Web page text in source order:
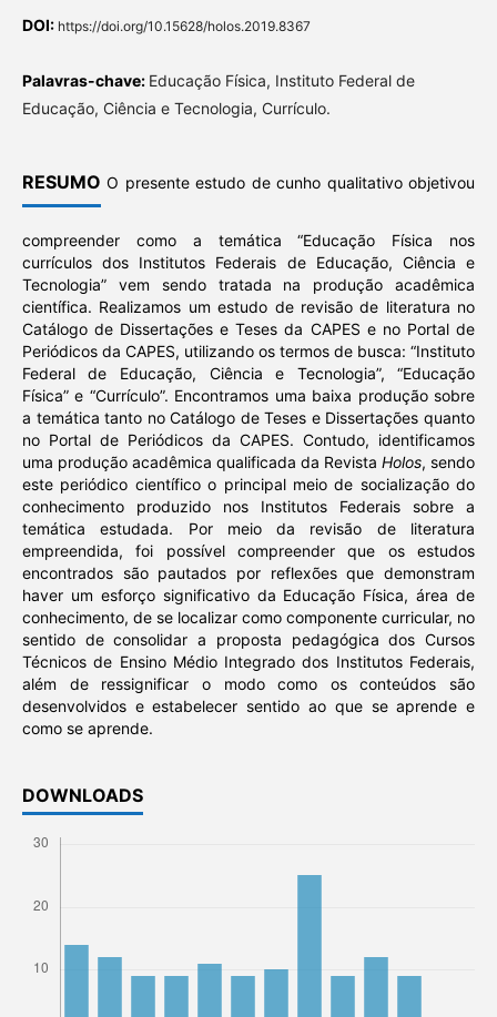
DOI: https://doi.org/10.15628/holos.2019.8367
Palavras-chave: Educação Física, Instituto Federal de
Educação, Ciência e Tecnologia, Currículo.
RESUMO O presente estudo de cunho qualitativo objetivou
compreender como a temática “Educação Física nos
currículos dos Institutos Federais de Educação, Ciência e
Tecnologia” vem sendo tratada na produção acadêmica
científica. Realizamos um estudo de revisão de literatura no
Catálogo de Dissertações e Teses da CAPES e no Portal de
Periódicos da CAPES, utilizando os termos de busca: “Instituto
Federal de Educação, Ciência e Tecnologia”, “Educação
Física” e “Currículo”. Encontramos uma baixa produção sobre
a temática tanto no Catálogo de Teses e Dissertações quanto
no Portal de Periódicos da CAPES. Contudo, identificamos
uma produção acadêmica qualificada da RevistaHolos, sendo
este periódico científico o principal meio de socialização do
conhecimento produzido nos Institutos Federais sobre a
temática estudada. Por meio da revisão de literatura
empreendida, foi possível compreender que os estudos
encontrados são pautados por reflexões que demonstram
haver um esforço significativo da Educação Física, área de
conhecimento, de se localizar como componente curricular, no
sentido de consolidar a proposta pedagógica dos Cursos
Técnicos de Ensino Médio Integrado dos Institutos Federais,
além de ressignificar o modo como os conteúdos são
desenvolvidos e estabelecer sentido ao que se aprende e
como se aprende.
DOWNLOADS